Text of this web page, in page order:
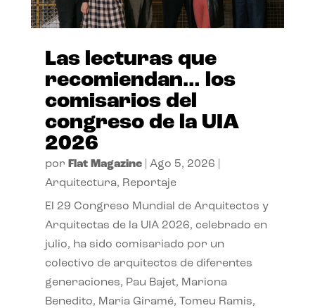
Las lecturas que
recomiendan… los
comisarios del
congreso de la UIA
2026
por Flat Magazine| Ago 5, 2026
Arquitectura, Reportaje
El 29 Congreso Mundial de Arquitectos y
Arquitectas de la UIA 2026, celebrado en
julio, ha sido comisariado por un
colectivo de arquitectos de diferentes
generaciones, Pau Bajet, Mariona
Benedito, Maria Giramé, Tomeu Ramis,